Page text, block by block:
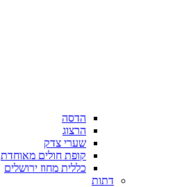
הדסה
הרצוג
שערי צדק
קופת חולים מאוחדת
כללית מחוז ירושלים
דתות